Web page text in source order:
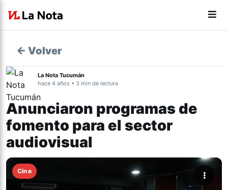
← Volver
La Nota Tucumán
hace 4 años • 3 min de lectura
Anunciaron programas de
fomento para el sector
audiovisual
Cine